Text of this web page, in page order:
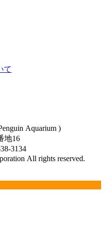
て
Aquarium )
地16
3134
All rights reserved.